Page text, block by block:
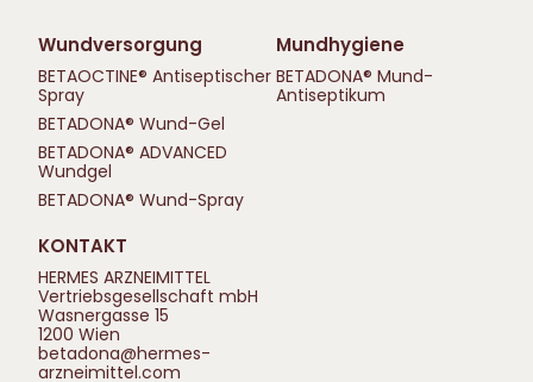
Wundversorgung
BETAOCTINE® Antiseptischer
Spray
BETADONA® Wund-Gel
BETADONA® ADVANCED
Wundgel
BETADONA® Wund-Spray
Mundhygiene
BETADONA® Mund-
Antiseptikum
KONTAKT
HERMES ARZNEIMITTEL
Vertriebsgesellschaft mbH
Wasnergasse 15
1200 Wien
betadona@hermes-
arzneimittel.com